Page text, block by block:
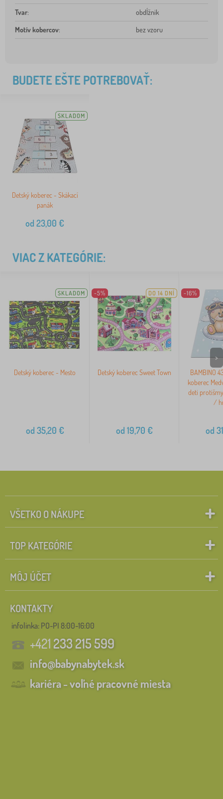
Tvar: obdĺžnik
Motív kobercov: bez vzoru
BUDETE EŠTE POTREBOVAŤ:
SKLADOM
Detský koberec - Skákací
panák
od 23,00 €
VIAC Z KATEGÓRIE:
SKLADOM
Detský koberec - Mesto
od 35,20 €
-5% DO 14 DNÍ
Detský koberec Sweet Town
od 19,70 €
-16%
BAMBINO
koberec
deti
/
od
>
VŠETKO O NÁKUPE
TOP KATEGÓRIE
MÔJ ÚČET
KONTAKTY
infolinka: PO-PI 8:00-16:00
+421233 215 599
info@babynabytek.sk
kariéra - voľné pracovné miesta